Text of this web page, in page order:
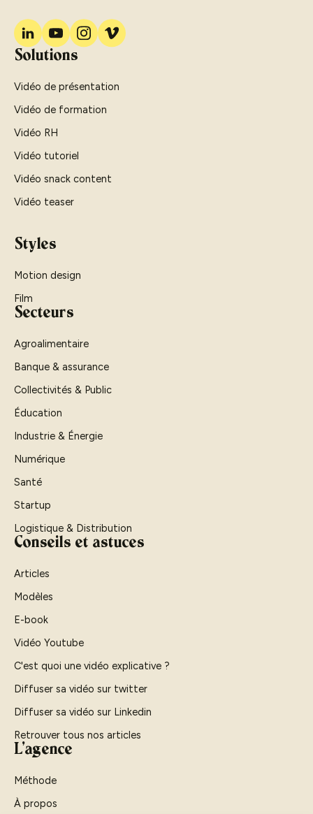
Solutions
Vidéo de présentation
Vidéo de formation
Vidéo RH
Vidéo tutoriel
Vidéo snack content
Vidéo teaser
Styles
Motion design
Film
Secteurs
Agroalimentaire
Banque & assurance
Collectivités & Public
Éducation
Industrie & Énergie
Numérique
Santé
Startup
Logistique & Distribution
Conseils et astuces
Articles
Modèles
E-book
Vidéo Youtube
C'est quoi une vidéo explicative ?
Diffuser sa vidéo sur twitter
Diffuser sa vidéo sur Linkedin
Retrouver tous nos articles
L'agence
Méthode
À propos